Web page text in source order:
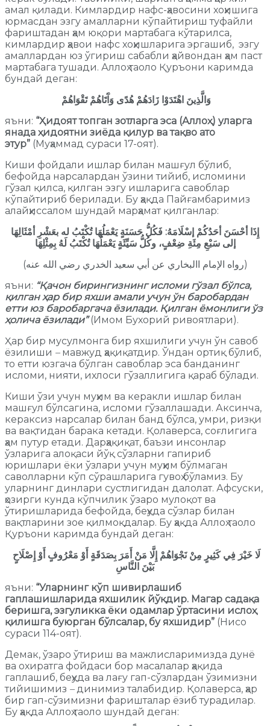
амал қилади. Кимлардир нафс-ҳавосини хоҳишига
юрмасдан эзгу амалларни кўпайтириш туфайли
фариштадан ҳам юқори мартабага кўтарилса,
кимлардир ҳавои нафс хоҳишларига эргашиб, эзгу
амаллардан юз ўгириш сабабли ҳайвондан ҳам паст
мартабага тушади. Аллоҳ таоло Қуръони каримда
бундай деган:
وَالَّذِينَ اهْتَدَوْا زَادَهُمْ هُدًى وَآَتَاهُمْ تَقْوَاهُمْ
яъни: “Ҳидоят топган зотларга эса (Аллоҳ) уларга
янада ҳидоятни зиёда қилур ва тақво ато
этур” (Муҳаммад сураси 17-оят).
Киши фойдали ишлар билан машғул бўлиб,
бефойда нарсалардан ўзини тийиб, исломини
гўзал қилса, қилган эзгу ишларига савоблар
кўпайтириб берилади. Бу ҳақда Пайғамбаримиз
алайҳиссалом шундай марҳамат қилганлар:
إِذَا أحْسَنَ أحَدُكُمْ إسْلَامَهُ: فَكُلُّ حَسَنَةٍ يَعْمَلُهَا تُكْتَبُ له بعَشْرِ أمْثَالِهَا
إلى سَبْعِ مِئَةِ ضِعْفٍ، وكُلُّ سَيِّئَةٍ يَعْمَلُهَا تُكْتَبُ لَهُ بِمِثْلِهَا
(رواه الإمام االبخاري عن أبي سعيد الخدري رضي الله عنه)
яъни: “Қачон бирингизнинг исломи гўзал бўлса,
қилган ҳар бир яхши амали учун ўн баробардан
етти юз баробаргача ёзилади. Қилган ёмонлиги ўз
ҳолича ёзилади”(Имом Бухорий ривоятлари).
Ҳар бир мусулмонга бир яхшилиги учун ўн савоб
ёзилиши – мавжуд ҳақиқатдир. Ўндан ортиқ бўлиб,
то етти юзгача бўлган савоблар эса банданинг
исломи, нияти, ихлоси гўзаллигига қараб бўлади.
Киши ўзи учун муҳим ва керакли ишлар билан
машғул бўлсагина, исломи гўзаллашади. Аксинча,
кераксиз нарсалар билан банд бўлса, умри, ризқи
ва вақтидан барака кетади. Қолаверса, соғлигига
ҳам путур етади. Дарҳақиқат, баъзи инсонлар
ўзларига алоқаси йўқ сўзларни гапириб
юришлари ёки ўзлари учун муҳим бўлмаган
саволларни кўп сўрашларига гувоҳ бўламиз. Бу
уларнинг динлари сустлигидан далолат. Афсуски,
ҳозирги кунда кўпчилик ўзаро мулоқот ва
ўтиришларида бефойда, беҳуда сўзлар билан
вақтларини зое қилмоқдалар. Бу ҳақда Аллоҳ таоло
Қуръони каримда бундай деган:
بَيْنَ النَّاسِ
яъни: “Уларнинг кўп шивирлашиб
гаплашишларида яхшилик йўқдир. Магар садақа
беришга, эзгуликка ёки одамлар ўртасини ислоҳ
қилишга буюрган бўлсалар, бу яхшидир” (Нисо
сураси 114-оят).
Демак, ўзаро ўтириш ва мажлисларимизда дунё
ва охиратга фойдаси бор масалалар ҳақида
гаплашиб, беҳуда ва лағу гап-сўзлардан ўзимизни
тийишимиз –динимиз талабидир. Қолаверса, ҳар
бир гап-сўзимизни фаришталар ёзиб турадилар.
Бу ҳақда Аллоҳ таоло шундай деган: